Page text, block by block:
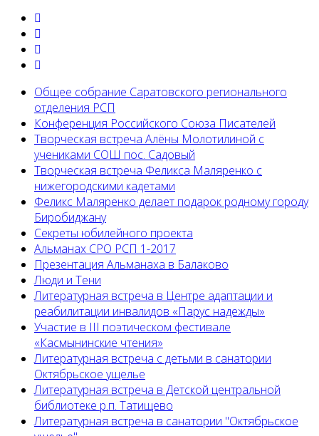
Общее собрание Саратовского регионального
отделения РСП
Конференция Российского Союза Писателей
Творческая встреча Алёны Молотилиной с
учениками СОШ пос. Садовый
Творческая встреча Феликса Маляренко с
нижегородскими кадетами
Феликс Маляренко делает подарок родному городу
Биробиджану
Секреты юбилейного проекта
Альманах СРО РСП 1-2017
Презентация Альманаха в Балаково
Люди и Тени
Литературная встреча в Центре адаптации и
реабилитации инвалидов «Парус надежды»
Участие в III поэтическом фестивале
«Касмынинские чтения»
Литературная встреча с детьми в санатории
Октябрьское ущелье
Литературная встреча в Детской центральной
библиотеке р.п. Татищево
Литературная встреча в санатории "Октябрьское